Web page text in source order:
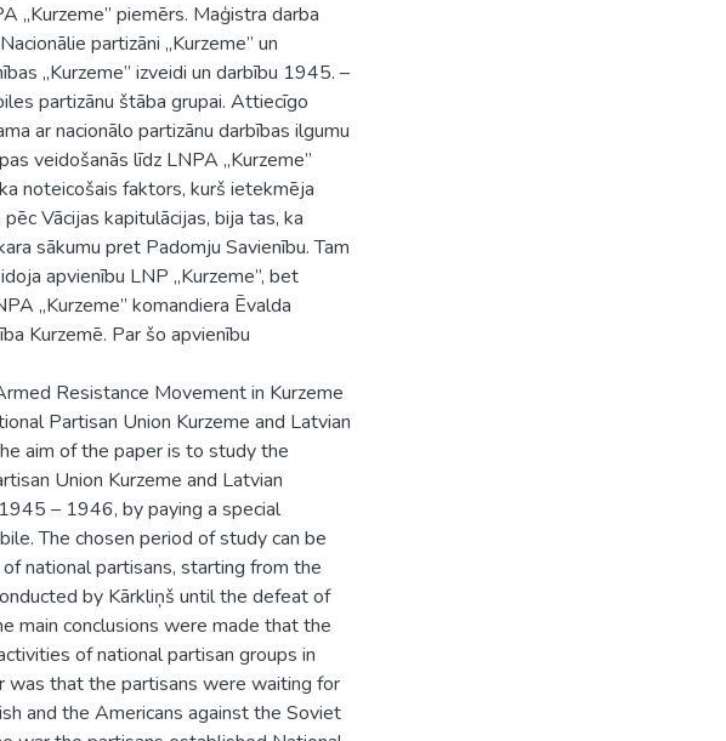
„Kurzeme” piemērs. Maģistra darba
partizāni „Kurzeme” un
„Kurzeme” izveidi un darbību 1945. –
partizānu štāba grupai. Attiecīgo
ar nacionālo partizānu darbības ilgumu
veidošanās līdz LNPA „Kurzeme”
noteicošais faktors, kurš ietekmēja
Vācijas kapitulācijas, bija tas, ka
sākumu pret Padomju Savienību. Tam
apvienību LNP „Kurzeme”, bet
„Kurzeme” komandiera Ēvalda
Kurzemē. Par šo apvienību
Resistance Movement in Kurzeme
Partisan Union Kurzeme and Latvian
aim of the paper is to study the
Union Kurzeme and Latvian
– 1946, by paying a special
The chosen period of study can be
national partisans, starting from the
by Kārkliņš until the defeat of
main conclusions were made that the
of national partisan groups in
was that the partisans were waiting for
and the Americans against the Soviet